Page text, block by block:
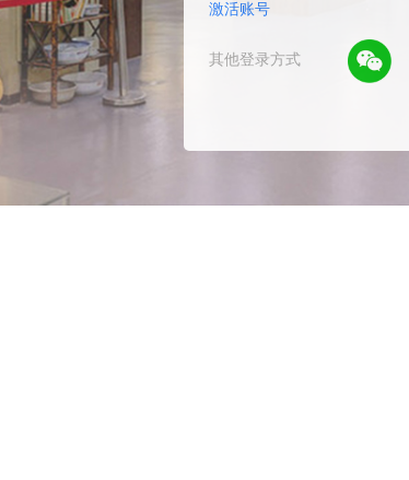
激活账号
其他登录方式